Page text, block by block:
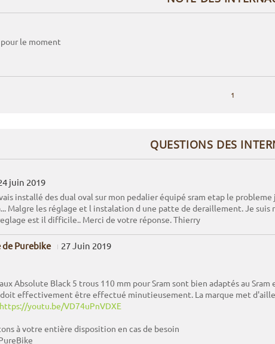
le moment
1
QUESTIONS DES
juin 2019
installé des dual oval sur mon pedalier équipé sram etap le
Malgre les réglage et l instalation d une patte de deraillement. Je suis
est il difficile.. Merci de votre réponse. Thierry
de Purebike 27 Juin 2019
Absolute Black 5 trous 110 mm pour Sram sont bien adaptés au
effectivement être effectué minutieusement. La marque met
https://youtu.be/VD74uPnVDXE
à votre entière disposition en cas de besoin